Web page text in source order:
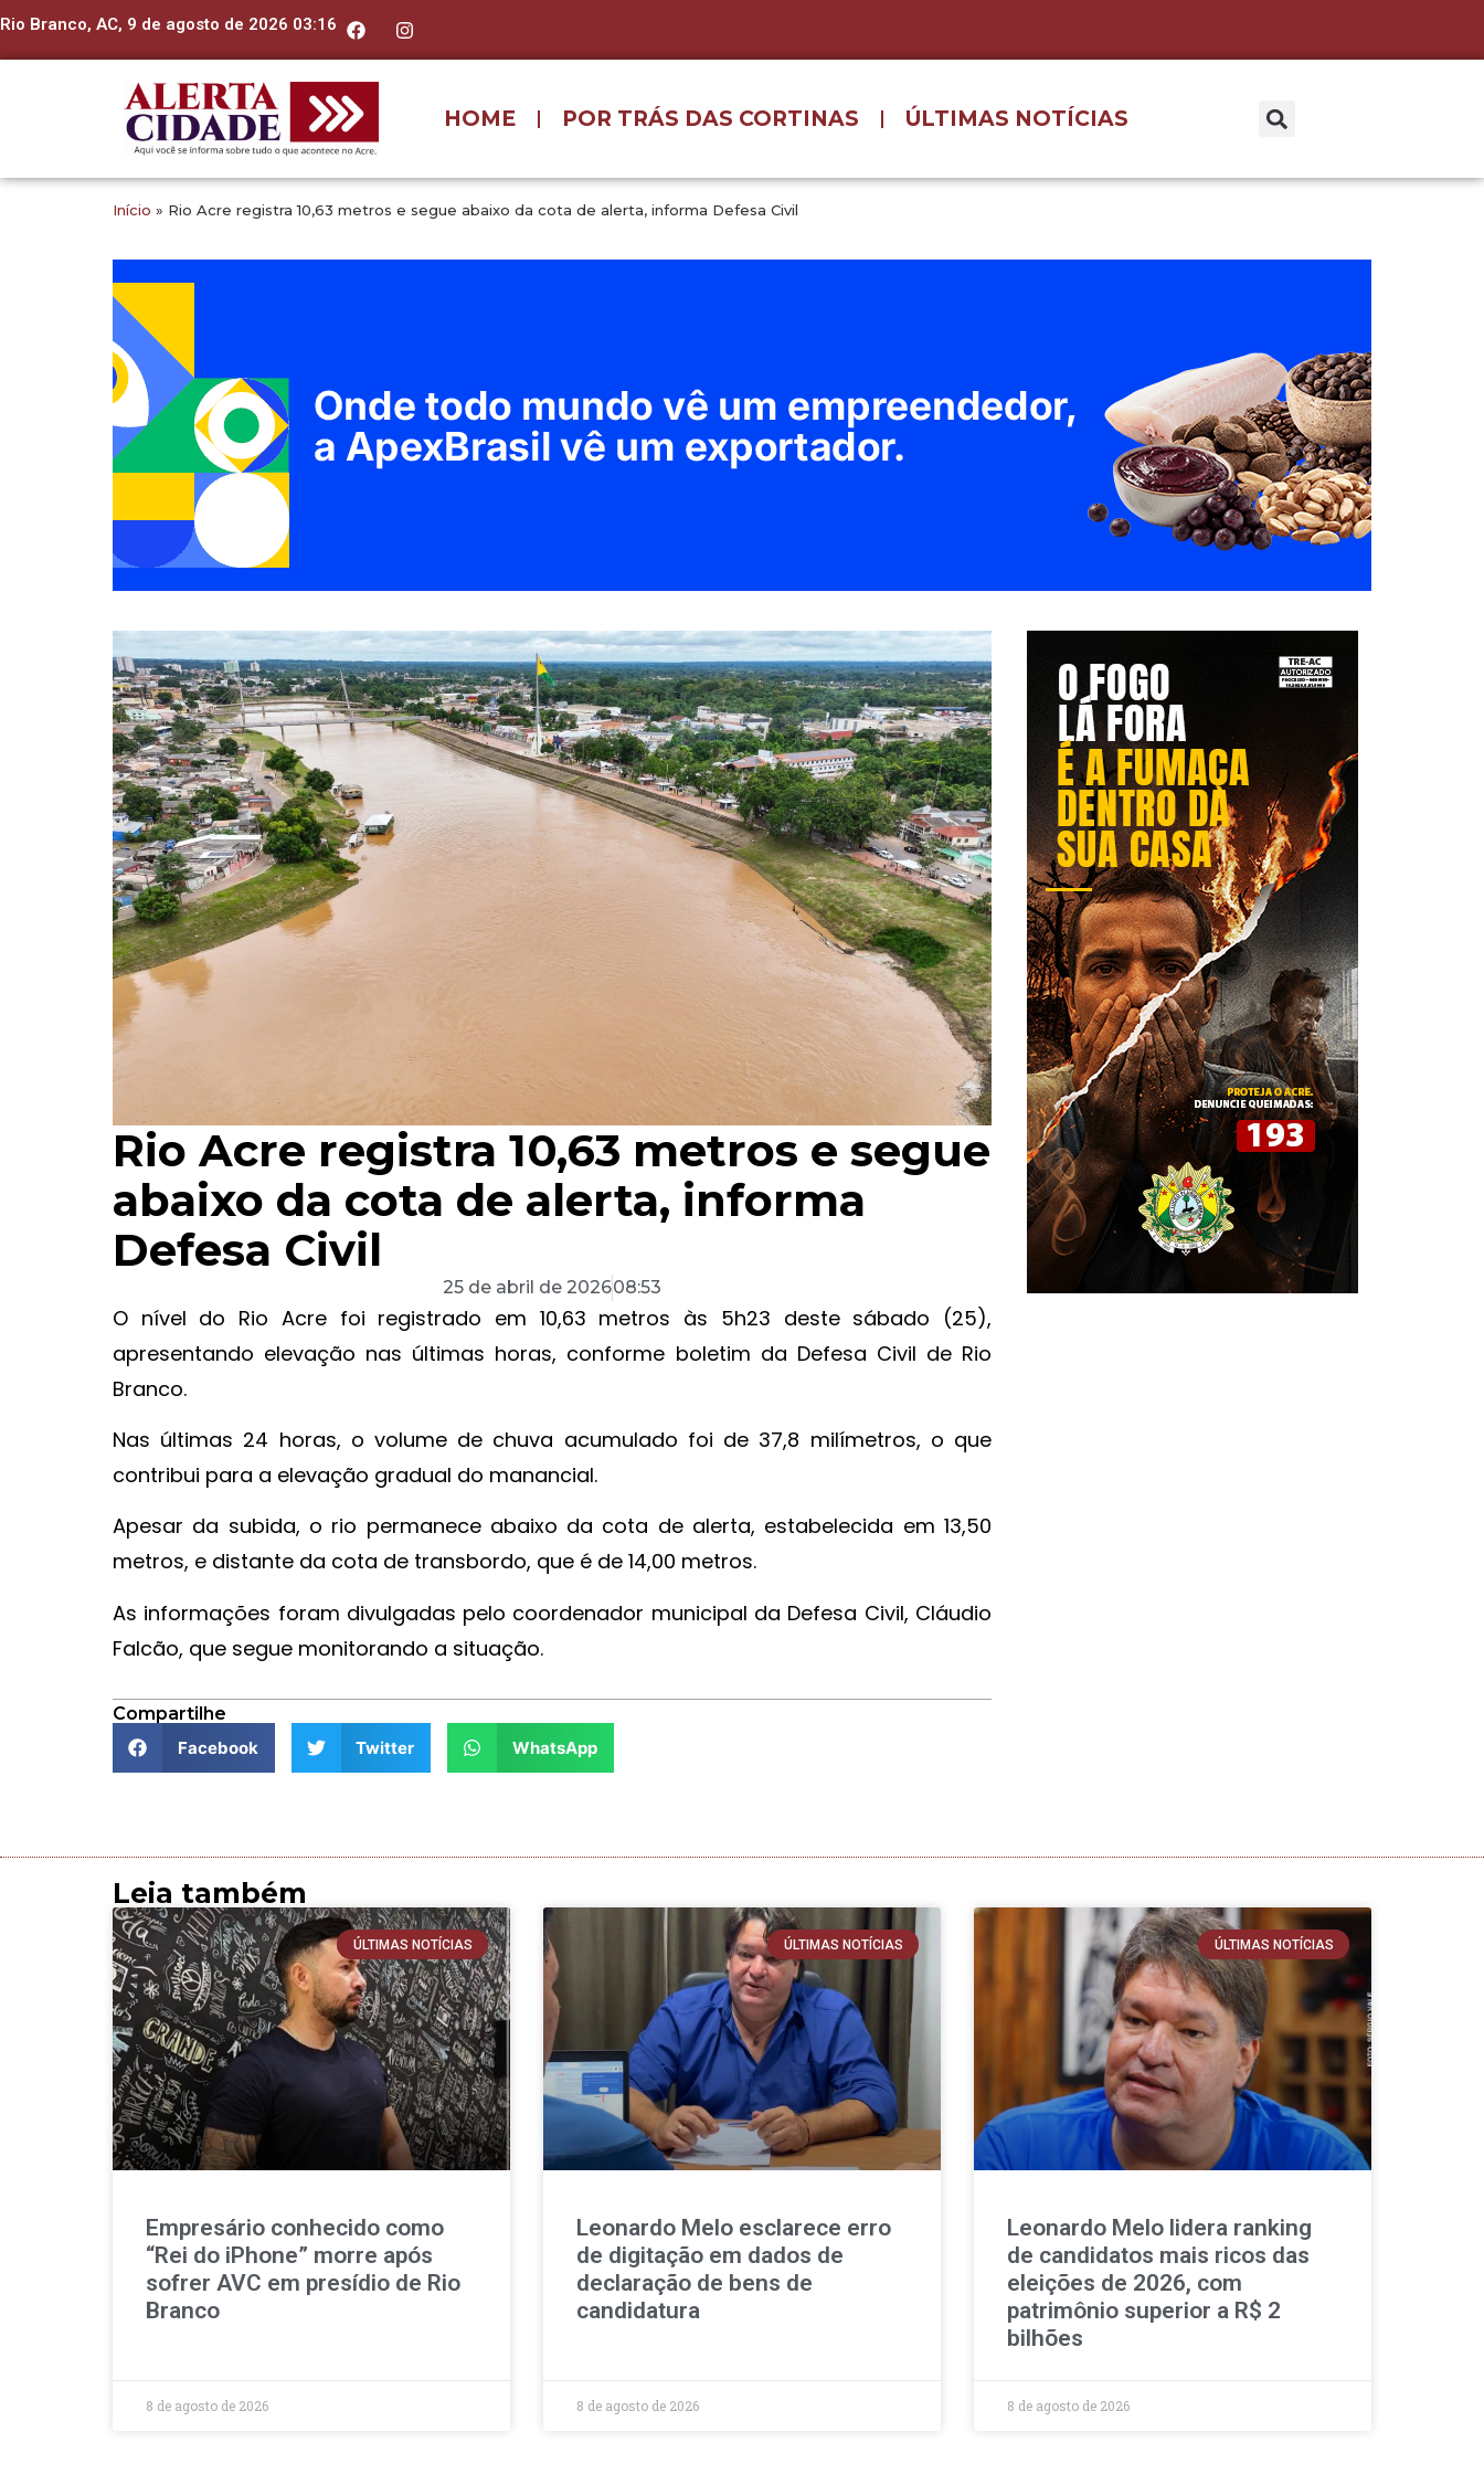
Rio Branco, AC, 9 de agosto de 2026 03:16
HOME POR TRÁS DAS CORTINAS ÚLTIMAS NOTÍCIAS
Início » Rio Acre registra 10,63 metros e segue abaixo da cota de alerta, informa Defesa Civil
Rio Acre registra 10,63 metros e segue
abaixo da cota de alerta, informa
Defesa Civil
25 de abril de 202608:53
O nível do Rio Acre foi registrado em 10,63 metros às 5h23 deste sábado (25),
apresentando elevação nas últimas horas, conforme boletim da Defesa Civil de Rio
Branco.
Nas últimas 24 horas, o volume de chuva acumulado foi de 37,8 milímetros, o que
contribui para a elevação gradual do manancial.
Apesar da subida, o rio permanece abaixo da cota de alerta, estabelecida em 13,50
metros, e distante da cota de transbordo, que é de 14,00 metros.
As informações foram divulgadas pelo coordenador municipal da Defesa Civil, Cláudio
Falcão, que segue monitorando a situação.
Compartilhe
Facebook
Twitter WhatsApp
Leia também
ÚLTIMAS NOTÍCIAS
Empresário conhecido como
“Rei do iPhone” morre após
sofrer AVC em presídio de Rio
Branco
8 de agosto de 2026
ÚLTIMAS NOTÍCIAS
Leonardo Melo esclarece erro
de digitação em dados de
declaração de bens de
candidatura
8 de agosto de 2026
ÚLTIMAS NOTÍCIAS
Leonardo Melo lidera ranking
de candidatos mais ricos das
eleições de 2026, com
patrimônio superior a R$ 2
bilhões
8 de agosto de 2026